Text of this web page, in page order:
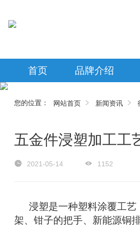
首页 品牌介绍
您的位置： 网站首页 新闻资讯
五金件浸塑加工工
2021-05-14 1152
浸塑是一种塑料涂覆工艺
架、钳子的把手、新能源铜